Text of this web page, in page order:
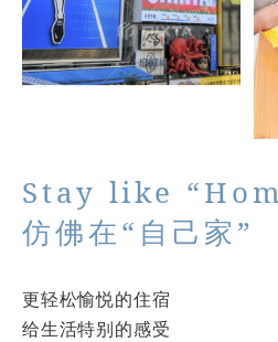
Stay like
仿佛在“自己家”
更轻松愉悦的住宿
给生活特别的感受